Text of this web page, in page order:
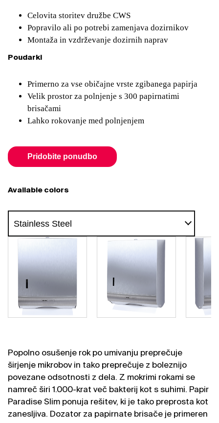
Celovita storitev družbe CWS
Popravilo ali po potrebi zamenjava dozirnikov
Montaža in vzdrževanje dozirnih naprav
Poudarki
Primerno za vse običajne vrste zgibanega papirja
Velik prostor za polnjenje s 300 papirnatimi
brisačami
Lahko rokovanje med polnjenjem
Pridobite ponudbo
Available colors
Popolno osušenje rok po umivanju preprečuje
širjenje mikrobov in tako preprečuje z boleznijo
povezane odsotnosti z dela. Z mokrimi rokami se
namreč širi 1.000-krat več bakterij kot s suhimi. Papir
Paradise Slim ponuja rešitev, ki je tako preprosta kot
zanesljiva. Dozator za papirnate brisače je primeren